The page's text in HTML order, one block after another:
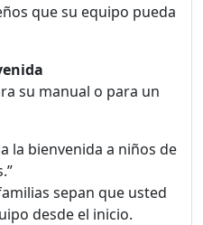
que su equipo pueda
su manual o para un
la bienvenida a niños de
sepan que usted
desde el inicio.